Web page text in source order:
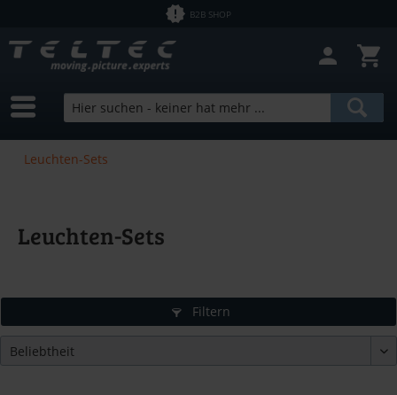
B2B SHOP
Leuchten-Sets
Leuchten-Sets
Filtern